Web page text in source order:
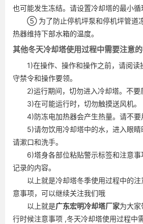
也可能发生冻结。请设置冷却塔的最小循
⑤ 为了防止停机坪泵和停机坪管道冻
热器维持下部水箱的温度。
其他冬天冷却塔使用过程中需要注意
1)在操作、操作和操作之前，请阅读
守禁令和操作要领。
2)运行期间，切勿进入冷却塔。不要
3)在可能运行时，切勿触摸送风机。
4)防冻电加热器会产生热量。请不要
5)请勿饮用冷却塔中的水，进入眼睛
请漱口和洗手。
6)塔身各部位粘贴警示标签和注意事
记录的内容。
以上就是冷却塔冬季使用过程中的注
意事项，可以继续关注我们哦
以上就是广东宏明冷却塔厂家为大
行时候注意事项 ,冬天冷却塔使用过程中